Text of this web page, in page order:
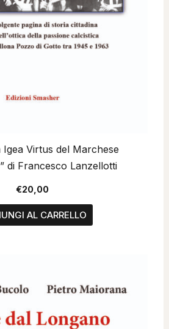
Igea Virtus del Marchese
di Francesco Lanzellotti
€20,00
AL CARRELLO